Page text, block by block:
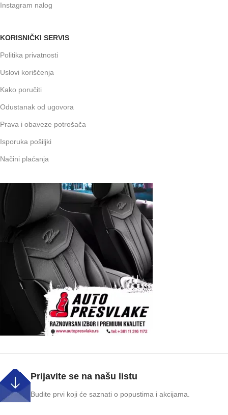
Instagram nalog
KORISNIČKI SERVIS
Politika privatnosti
Uslovi korišćenja
Kako poručiti
Odustanak od ugovora
Prava i obaveze potrošača
Isporuka pošiljki
Načini plaćanja
Prijavite se na našu listu
Budite prvi koji će saznati o popustima i akcijama.